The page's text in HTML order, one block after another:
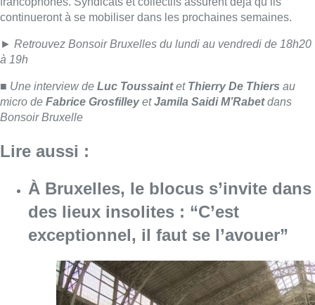
“un lieu qui donne une chance à tout le monde“.
Au-delà des critiques, les invités pointent également le sous-
financement chronique de l’enseignement francophone. Selon
structurels et le gouvernement devrait davantage défendre ce
dossier au niveau fédéral. “Nos ministres, Valérie Glatigny et
Elisabeth Degryse, devraient nous défendre au fédéral pour
À deux semaines du vote du second volet de la réforme, la
francophones. Syndicats et collectifs assurent déjà qu’ils
continueront à se mobiliser dans les prochaines semaines.
Retrouvez Bonsoir Bruxelles du lundi au vendredi de 18h20
■ Une interview deLuc Toussaint Thierry De Thiers au
Fabrice GrosfilleyetJamila Saidi M’Rabet dans